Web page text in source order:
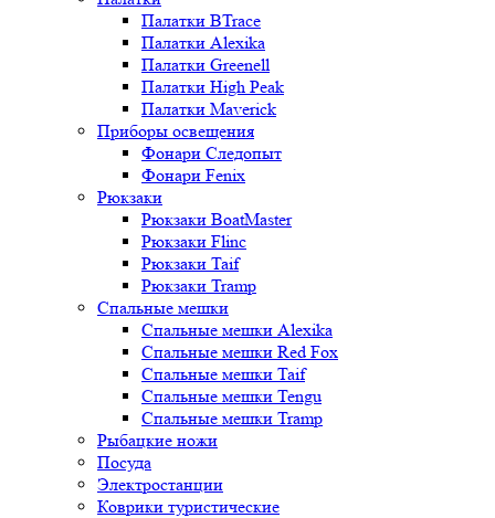
Палатки BTrace
Палатки Alexika
Палатки Greenell
Палатки High Peak
Палатки Maverick
Приборы освещения
Фонари Следопыт
Фонари Fenix
Рюкзаки
Рюкзаки BoatMaster
Рюкзаки Flinc
Рюкзаки Taif
Рюкзаки Tramp
Спальные мешки
Спальные мешки Alexika
Спальные мешки Red Fox
Спальные мешки Taif
Спальные мешки Tengu
Спальные мешки Tramp
Рыбацкие ножи
Посуда
Электростанции
Коврики туристические